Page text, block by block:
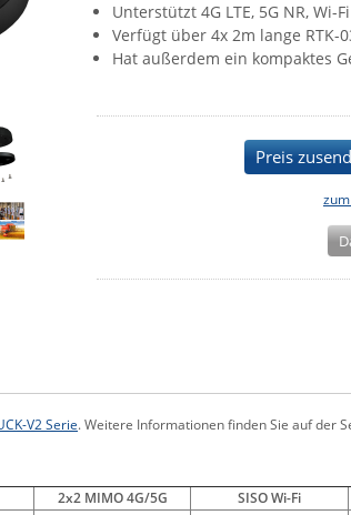
Unterstützt 4G LTE, 5G NR, Wi-
Verfügt über 4x 2m lange RTK-
Hat außerdem ein kompaktes
Preis
V2 Serie. Weitere Informationen finden Sie auf der
2x2 MIMO 4G/5G SISO Wi-Fi